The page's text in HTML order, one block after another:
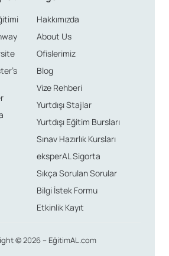
Hakkımızda
About Us
Ofislerimiz
Blog
Vize Rehberi
Yurtdışı Stajlar
Yurtdışı Eğitim Bursları
Sınav Hazırlık Kursları
eksperAL Sigorta
Sıkça Sorulan Sorular
Bilgi İstek Formu
Etkinlik Kayıt
© 2026 – EğitimAL.com